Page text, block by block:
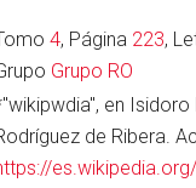
4, Página 223,
Grupo RO
en
de Ribera.